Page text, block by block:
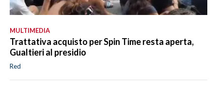
MULTIMEDIA
Trattativa acquisto per Spin Time resta aperta,
Gualtieri al presidio
Red